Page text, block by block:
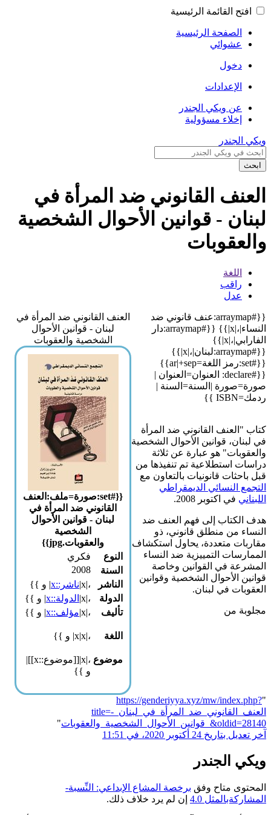
افتح القائمة الرئيسية
الصفحة الرئيسية
عشوائي
دخول
الإعدادات
عن ويكي الجندر
إخلاء مسؤولية
ويكي الجندر
ابحث
العنف القانوني ضد المرأة في
لبنان - قوانين الأحوال الشخصية
والعقوبات
اللغة
راقب
عدل
العنف القانوني ضد المرأة في
لبنان - قوانين الأحوال
الشخصية والعقوبات
{{#set:صورة=ملف:العنف
القانوني ضد المرأة في
لبنان - قوانين الأحوال
الشخصية
والعقوبات.jpg}}
النوع
فكري
السنة
2008
الناشر
،|x| ناشر::x | و }}
الدولة
،|x| الدولة::x | و }}
تأليف
،|x| مؤلف::x | و }}
اللغة ،|x|x| و }}
موضوع
،|x|[[موضوع::x]]|
و }}
{{#arraymap:عنف قانوني ضد
النساء|،|x|}} {{#arraymap:دار
الفارابي|،|x|}}
{{#arraymap:لبنان|،|x|}}
{{#set:رمز اللغة=ar|+sep}}
{{#declare: العنوان=العنوان |
صورة=صورة |السنة=السنة |
ردمك=ISBN }}
كتاب "العنف القانوني ضد المرأة
في لبنان، قوانين الأحوال الشخصية
والعقوبات" هو عبارة عن ثلاثة
دراسات استطلاعية تم تنفيذها من
قبل باحثات قانونيات بالتعاون مع
التجمع النسائي الديمقراطي
اللبناني في اكتوبر 2008.
هدف الكتاب إلى فهم العنف ضد
النساء من منطلق قانوني، ذو
مقاربات متعددة، يحاول استكشاف
الممارسات التمييزية ضد النساء
المشرعة في القوانين وخاصة
قوانين الأحوال الشخصية وقوانين
العقوبات في لبنان.
مجلوبة من
"
https://genderiyya.xyz/mw/index.php?
title=العنف_القانوني_ضد_المرأة_في_لبنان_-
_قوانين_الأحوال_الشخصية_والعقوبات&oldid=28140
"
آخر تعديل بتاريخ 24 أكتوبر 2020، في 11:51
ويكي الجندر
المحتوى متاح وفق برخصة المشاع الإبداعي: النِّسبة-
المشاركةبالمثل 4.0
إن لم يرد خلاف ذلك.